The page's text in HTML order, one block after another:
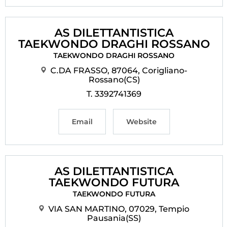
AS DILETTANTISTICA
TAEKWONDO DRAGHI ROSSANO
TAEKWONDO DRAGHI ROSSANO
C.DA FRASSO, 87064, Corigliano-
Rossano(CS)
T. 3392741369
Email Website
AS DILETTANTISTICA
TAEKWONDO FUTURA
TAEKWONDO FUTURA
VIA SAN MARTINO, 07029, Tempio
Pausania(SS)